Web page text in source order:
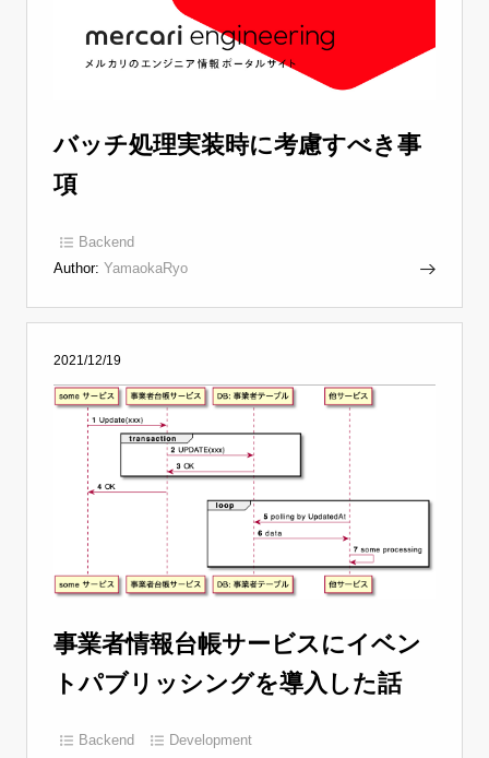
バッチ処理実装時に考慮すべき事
項
Backend
Author: YamaokaRyo
2021/12/19
事業者情報台帳サービスにイベン
トパブリッシングを導入した話
Backend Development